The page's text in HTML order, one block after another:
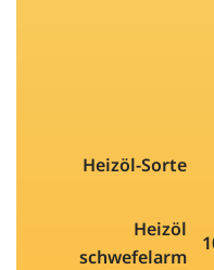
Heizöl-Sorte
Heizöl
schwefelarm